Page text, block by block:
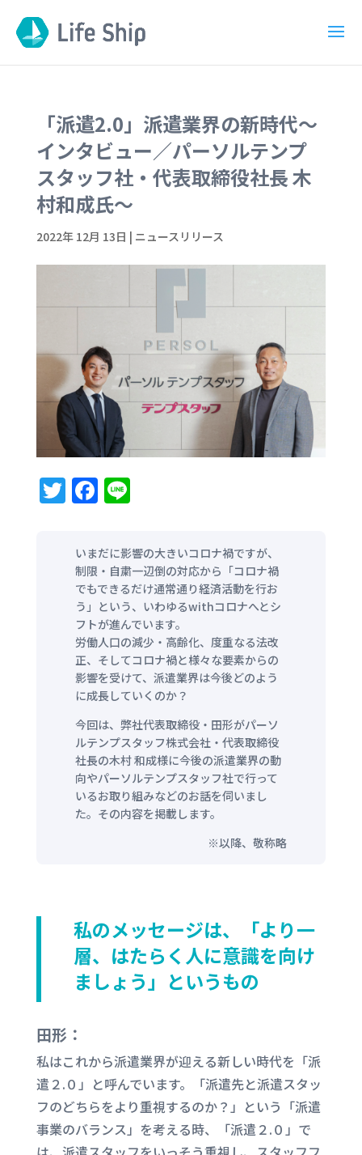
「派遣2.0」派遣業界の新時代〜
インタビュー／パーソルテンプ
スタッフ社・代表取締役社長 木
村和成氏〜
2022年 12月 13日 | ニュースリリース
T
w
it
te
F
a
c
e
b
o
o
k
Li
e
いまだに影響の大きいコロナ禍ですが、
制限・自粛一辺倒の対応から「コロナ禍
でもできるだけ通常通り経済活動を行お
う」という、いわゆるwithコロナへとシ
フトが進んでいます。
労働人口の減少・高齢化、度重なる法改
正、そしてコロナ禍と様々な要素からの
影響を受けて、派遣業界は今後どのよう
に成長していくのか？
今回は、弊社代表取締役・田形がパーソ
ルテンプスタッフ株式会社・代表取締役
社長の木村 和成様に今後の派遣業界の動
向やパーソルテンプスタッフ社で行って
いるお取り組みなどのお話を伺いまし
た。その内容を掲載します。
※以降、敬称略
私のメッセージは、「より一
層、はたらく人に意識を向け
ましょう」というもの
田形：
私はこれから派遣業界が迎える新しい時代を「派
遣２.０」と呼んでいます。「派遣先と派遣スタッ
フのどちらをより重視するのか？」という「派遣
事業のバランス」を考える時、「派遣２.０」で